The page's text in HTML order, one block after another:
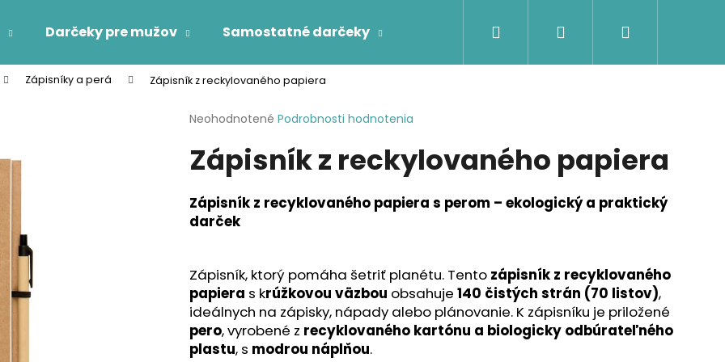
Darčeky pre mužov Samostatné darčeky Firemné darčeky Darčeky podľa
Hľadať Prihlásenie
Zápisníky a perá Zápisník z reckylovaného papiera
Priemerné
produktu
je
z
5
hviezdičiek.
Neohodnotené Podrobnosti hodnotenia
Zápisník z reckylovaného papiera
Zápisník z recyklovaného papiera s perom – ekologický a praktický
darček
Zápisník, ktorý pomáha šetriť planétu. Tento zápisník z recyklovaného
papiera s krúžkovou väzbou obsahuje 140 čistých strán (70 listov),
ideálnych na zápisky, nápady alebo plánovanie. K zápisníku je priložené
pero, vyrobené z recyklovaného kartónu a biologicky odbúrateľného
plastu, s modrou náplňou.
Čo potrebujete nájsť?
HĽADAŤ